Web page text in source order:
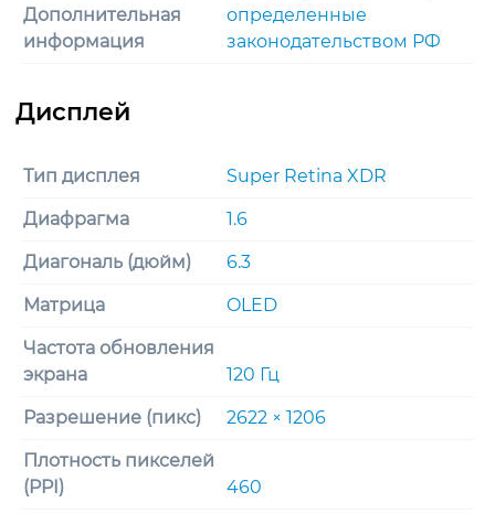
Дополнительная
информация
определенные
законодательством РФ
Тип дисплея Super Retina XDR
Диафрагма 1.6
Диагональ (дюйм) 6.3
Матрица OLED
Частота обновления
экрана
120 Гц
Разрешение (пикс) 2622 × 1206
Плотность пикселей
(PPI)
460